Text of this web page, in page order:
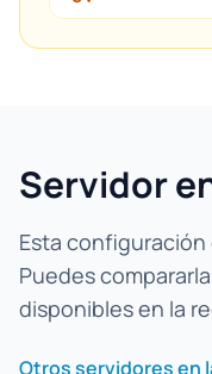
Servidor
Esta configuración
Puedes
disponibles en la
Otros servidores en